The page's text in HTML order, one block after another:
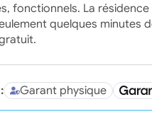
fonctionnels. La
quelques minutes
Garant physique